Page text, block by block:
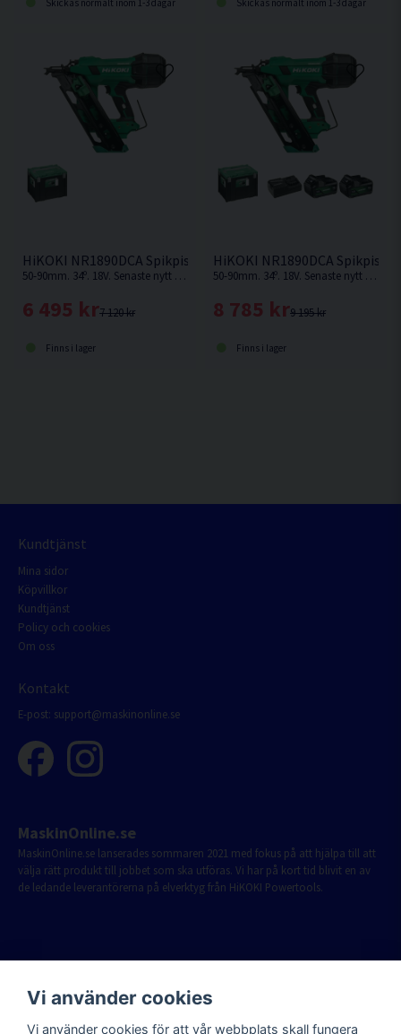
Skickas normalt inom 1-3 dagar Skickas normalt inom 1-3 dagar
HiKOKI NR1890DCA Spikpistol 18V 50-90mm
50-90mm. 34º. 18V. Senaste nytt inom spikning från HiKOKI. Spikpistol för professionell användning, utan behov av kompressor, slang eller gas. Levereras utan batteri & laddare.
7 120 kr
6 495 kr
Finns i lager
HiKOKI NR1890DCA
50-90mm. 34º. 18V. Senaste nytt inom spikning från HiKOKI. Spikpistol för professionell användning, utan behov av kompressor, slang eller gas.
9 195 kr
8 785 kr
Finns i lager
Kundtjänst
Mina sidor
Köpvillkor
Kundtjänst
Policy och cookies
Om oss
Kontakt
E-post: support@maskinonline.se
MaskinOnline.se
MaskinOnline.se lanserades sommaren 2021 med fokus på att hjälpa till att
välja rätt produkt till jobbet som ska utföras. Vi har på kort tid blivit en av
de ledande leverantörerna på elverktyg från HiKOKI Powertools.
Vi använder cookies
Vi använder cookies för att vår webbplats skall fungera